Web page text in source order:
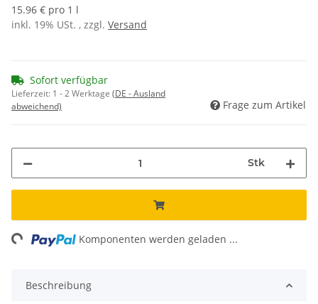
15.96 € pro 1 l
inkl. 19% USt. , zzgl. Versand
Sofort verfügbar
Lieferzeit: 1 - 2 Werktage (DE - Ausland
abweichend)
Frage zum Artikel
Stk
Komponenten werden geladen ...
Beschreibung